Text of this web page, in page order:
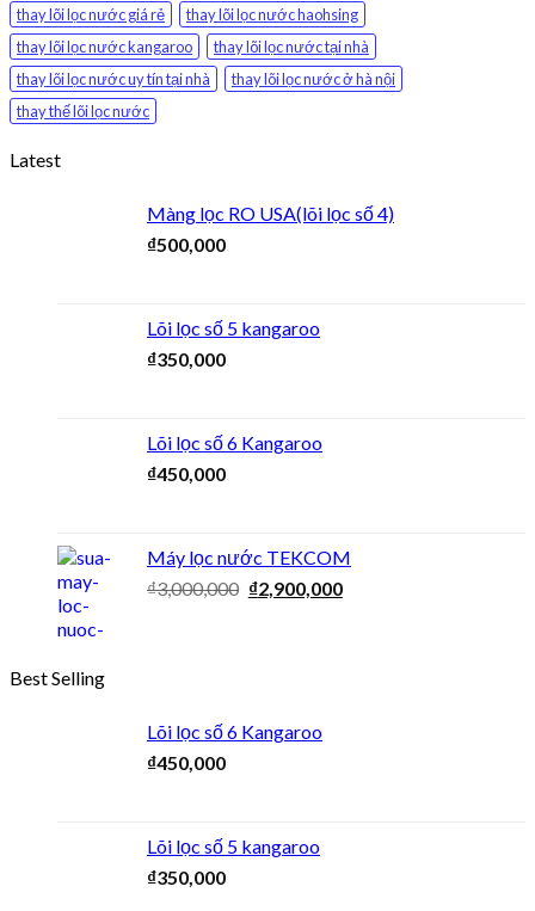
thay lõi lọc nước giá rẻ
thay lõi lọc nước haohsing
thay lõi lọc nước kangaroo
thay lõi lọc nước tại nhà
thay lõi lọc nước uy tín tại nhà
thay lõi lọc nước ở hà nội
thay thế lõi lọc nước
Latest
Màng lọc RO USA(lõi lọc số 4)
₫500,000
Lõi lọc số 5 kangaroo
₫350,000
Lõi lọc số 6 Kangaroo
₫450,000
Máy lọc nước TEKCOM
₫3,000,000 ₫2,900,000
Best Selling
Lõi lọc số 6 Kangaroo
₫450,000
Lõi lọc số 5 kangaroo
₫350,000